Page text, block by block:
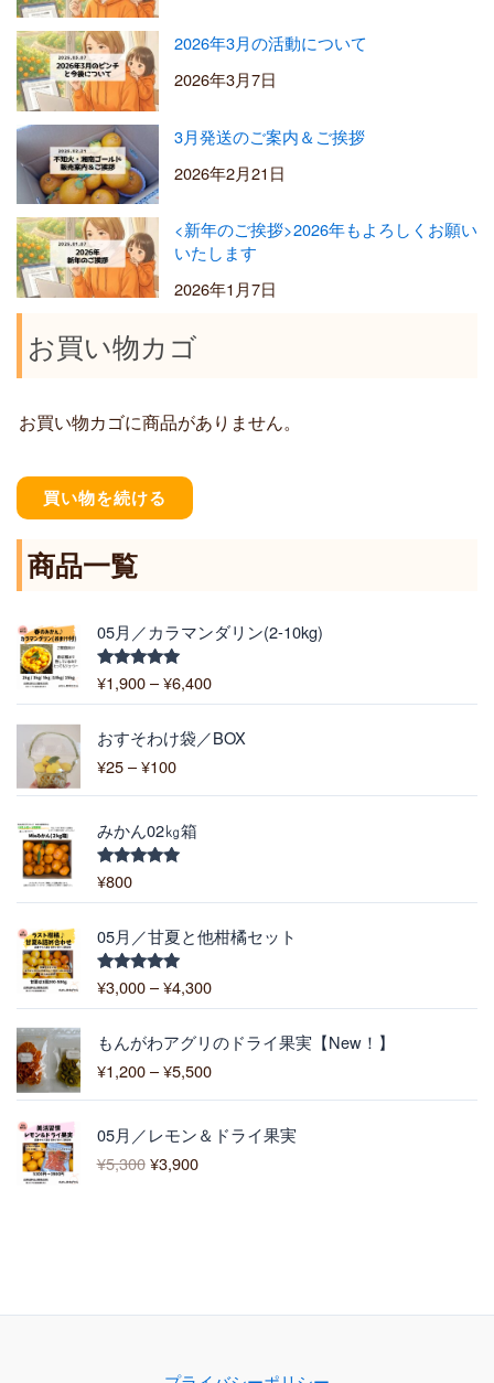
2026年3月の活動について
2026年3月7日
3月発送のご案内＆ご挨拶
2026年2月21日
<新年のご挨拶>2026年もよろしくお願い
いたします
2026年1月7日
お買い物カゴ
お買い物カゴに商品がありません。
買い物を続ける
商品一覧
05月／カラマンダリン(2-10kg)
5段階中
5.00
¥1,900 –¥6,400
価
格
:
1
6
4
0
おすそわけ袋／BOX
¥25 –¥100
価
格
帯
:
¥
2
5
1
0
0
みかん02㎏箱
5段階中
¥800
05月／甘夏と他柑橘セット
5段階中
5.00
¥3,000 –¥4,300
価
格
:
3
,
0
もんがわアグリのドライ果実【New！】
¥1,200 –¥5,500
格
帯
:
1
5
05月／レモン＆ドライ果実
¥5,300
元
の
価
3
¥3,900
現
在
の
,